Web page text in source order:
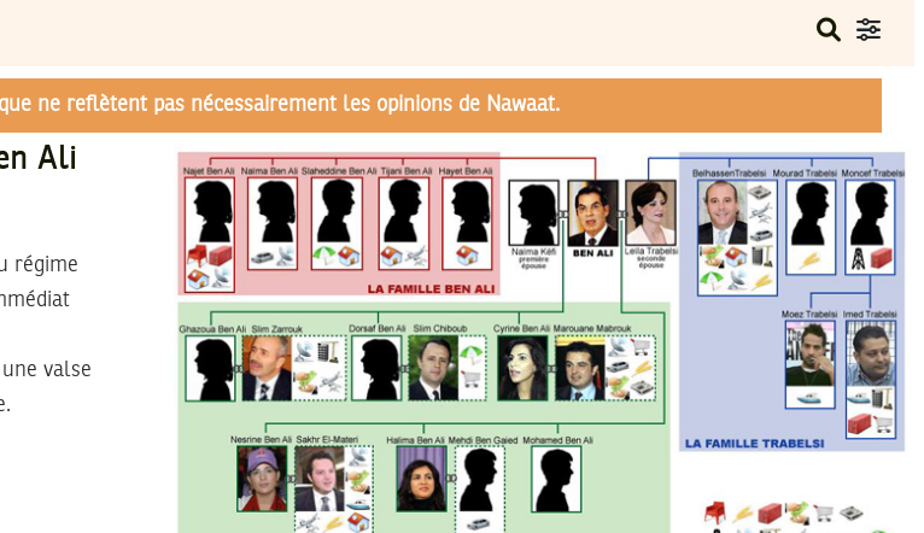
ne reflètent pas nécessairement les opinions de Nawaat.
Ali
régime
valse